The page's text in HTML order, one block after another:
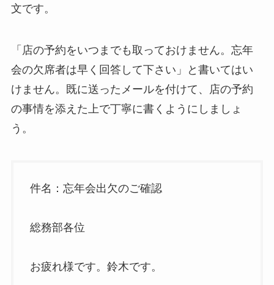
文です。
「店の予約をいつまでも取っておけません。忘年
会の欠席者は早く回答して下さい」と書いてはい
けません。既に送ったメールを付けて、店の予約
の事情を添えた上で丁寧に書くようにしましょ
う。
件名：忘年会出欠のご確認
総務部各位
お疲れ様です。鈴木です。